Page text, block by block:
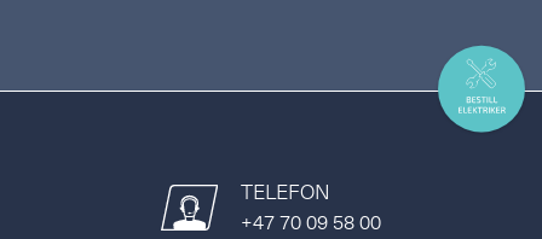
TELEFON
+47 70 09 58 00